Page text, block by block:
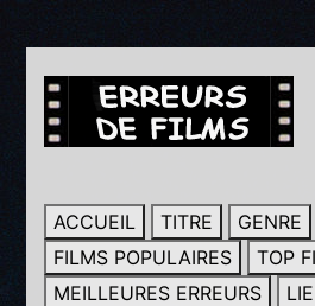
ACCUEIL TITRE GENRE
FILMS POPULAIRES
TOP
MEILLEURES ERREURS